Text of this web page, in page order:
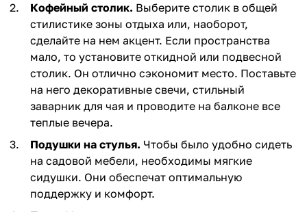
Кофейный столик. Выберите столик в общей
стилистике зоны отдыха или, наоборот,
сделайте на нем акцент. Если пространства
мало, то установите откидной или подвесной
столик. Он отлично сэкономит место. Поставьте
на него декоративные свечи, стильный
заварник для чая и проводите на балконе все
теплые вечера.
Подушки на стулья. Чтобы было удобно сидеть
на садовой мебели, необходимы мягкие
сидушки. Они обеспечат оптимальную
поддержку и комфорт.